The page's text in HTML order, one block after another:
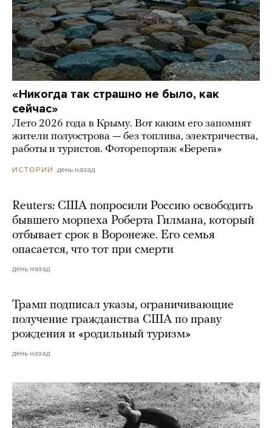
«Никогда так страшно не было, как
сейчас»
Лето 2026 года в Крыму. Вот каким его запомнят
жители полуострова — без топлива, электричества,
работы и туристов. Фоторепортаж «Берега»
ИСТОРИИ день назад
Reuters: США попросили Россию освободить
бывшего морпеха Роберта Гилмана, который
отбывает срок в Воронеже. Его семья
опасается, что тот при смерти
день назад
Трамп подписал указы, ограничивающие
получение гражданства США по праву
рождения и «родильный туризм»
день назад